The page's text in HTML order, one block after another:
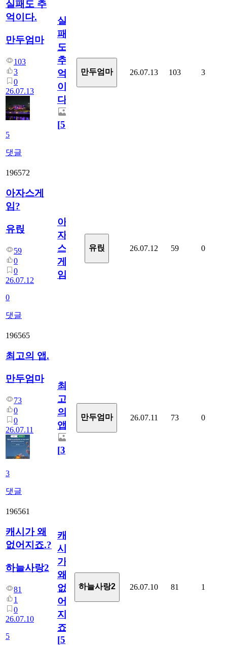
실패도 추
억이다.
만두엄마
103
3
0
26.07.13
5
댓글
실
패
도
추
억
이
다.
[5]
만두엄마 26.07.13 103 3
196572
아자스게
임?
유릱
59
0
0
26.07.12
0
댓글
아
자
스
게
임?
유릱 26.07.12 59 0
196565
최고의 앱.
만두엄마
73
0
0
26.07.11
3
댓글
최
고
의
앱.
[3]
만두엄마 26.07.11 73 0
196561
캐시가 왜
없어지죠.?
하늘사랑2
81
1
0
26.07.10
5
캐
시
가
왜
없
어
지
죠.?
[5]
하늘사랑2 26.07.10 81 1